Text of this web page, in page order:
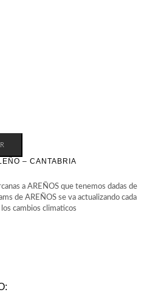
– CANTABRIA
a AREÑOS que tenemos dadas de
de AREÑOS se va actualizando cada
cambios climaticos